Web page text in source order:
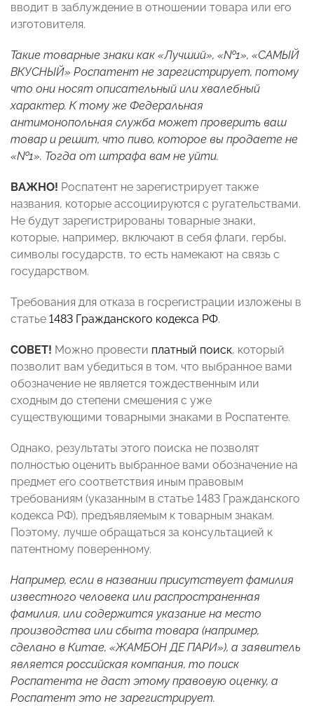
вводит в заблуждение в отношении товара или его
изготовителя.
Такие товарные знаки как «Лучший», «№1», «САМЫЙ
ВКУСНЫЙ» Роспатент не зарегистрирует, потому
что они носят описательный или хвалебный
характер. К тому же Федеральная
антимонопольная служба может проверить ваш
товар и решит, что пиво, которое вы продаете не
«№1». Тогда от штрафа вам не уйти.
ВАЖНО! Роспатент не зарегистрирует также
названия, которые ассоциируются с ругательствами.
Не будут зарегистрированы товарные знаки,
которые, например, включают в себя флаги, гербы,
символы государств, то есть намекают на связь с
государством.
Требования для отказа в госрегистрации изложены в
статье 1483 Гражданского кодекса РФ.
СОВЕТ! Можно провести платный поиск, который
позволит вам убедиться в том, что выбранное вами
обозначение не является тождественным или
сходным до степени смешения с уже
существующими товарными знаками в Роспатенте.
Однако, результаты этого поиска не позволят
полностью оценить выбранное вами обозначение на
предмет его соответствия иным правовым
требованиям (указанным в статье 1483 Гражданского
кодекса РФ), предъявляемым к товарным знакам.
Поэтому, лучше обращаться за консультацией к
патентному поверенному.
Например, если в названии присутствует фамилия
известного человека или распространенная
фамилия, или содержится указание на место
производства или сбыта товара (например,
сделано в Китае, «ЖАМБОН ДЕ ПАРИ»), а заявитель
является российская компания, то поиск
Роспатента не даст этому правовую оценку, а
Роспатент это не зарегистрирует.